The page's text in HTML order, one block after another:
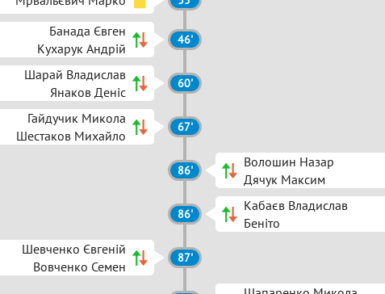
Банада Євген
Кухарук Андрій
46'
Шарай Владислав
Янаков Деніс
60'
Гайдучик Микола
Шестаков Михайло
67'
86'
Волошин Назар
Дячук Максим
86'
Кабаєв Владислав
Беніто
Шевченко Євгеній
Вовченко Семен
87'